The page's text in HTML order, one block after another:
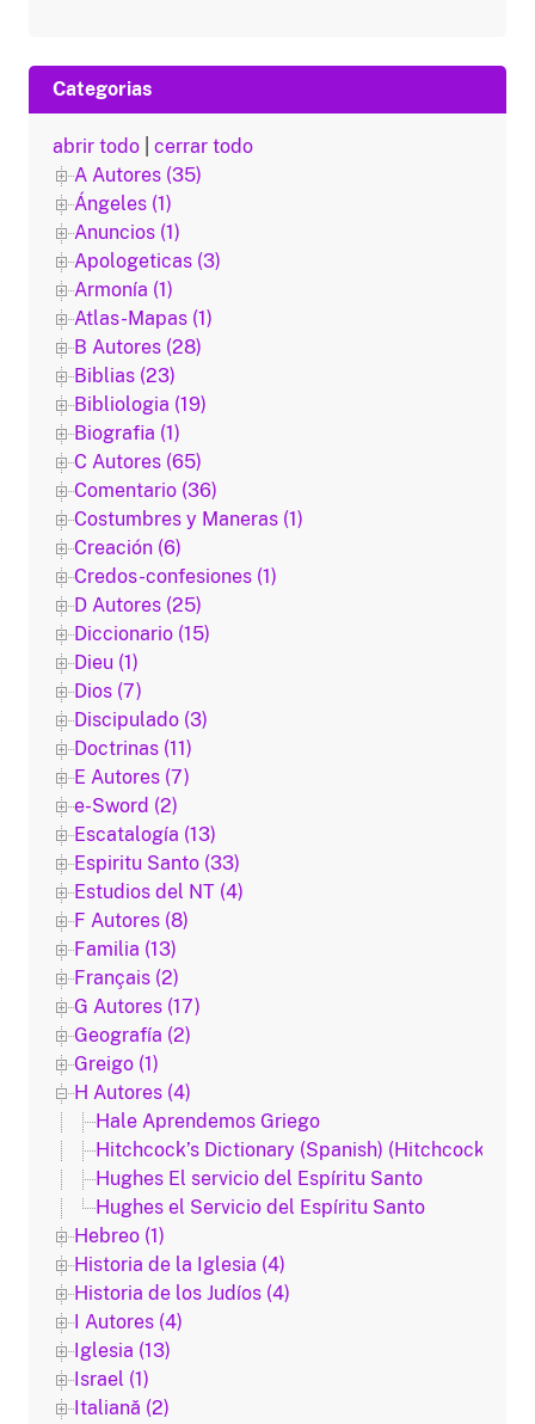
Categorias
abrir todo
cerrar todo
A Autores (35)
Ángeles (1)
Anuncios (1)
Apologeticas (3)
Armonía (1)
Atlas-Mapas (1)
B Autores (28)
Biblias (23)
Bibliologia (19)
Biografia (1)
C Autores (65)
Comentario (36)
Costumbres y Maneras (1)
Creación (6)
Credos-confesiones (1)
D Autores (25)
Diccionario (15)
Dieu (1)
Dios (7)
Discipulado (3)
Doctrinas (11)
E Autores (7)
e-Sword (2)
Escatalogía (13)
Espiritu Santo (33)
Estudios del NT (4)
F Autores (8)
Familia (13)
Français (2)
G Autores (17)
Geografía (2)
Greigo (1)
H Autores (4)
Hale Aprendemos Griego
Hitchcock’s Dictionary (Spanish)
Hughes El servicio del Espíritu Santo
Hughes el Servicio del Espíritu Santo
Hebreo (1)
Historia de la Iglesia (4)
Historia de los Judíos (4)
I Autores (4)
Iglesia (13)
Israel (1)
Italiană (2)